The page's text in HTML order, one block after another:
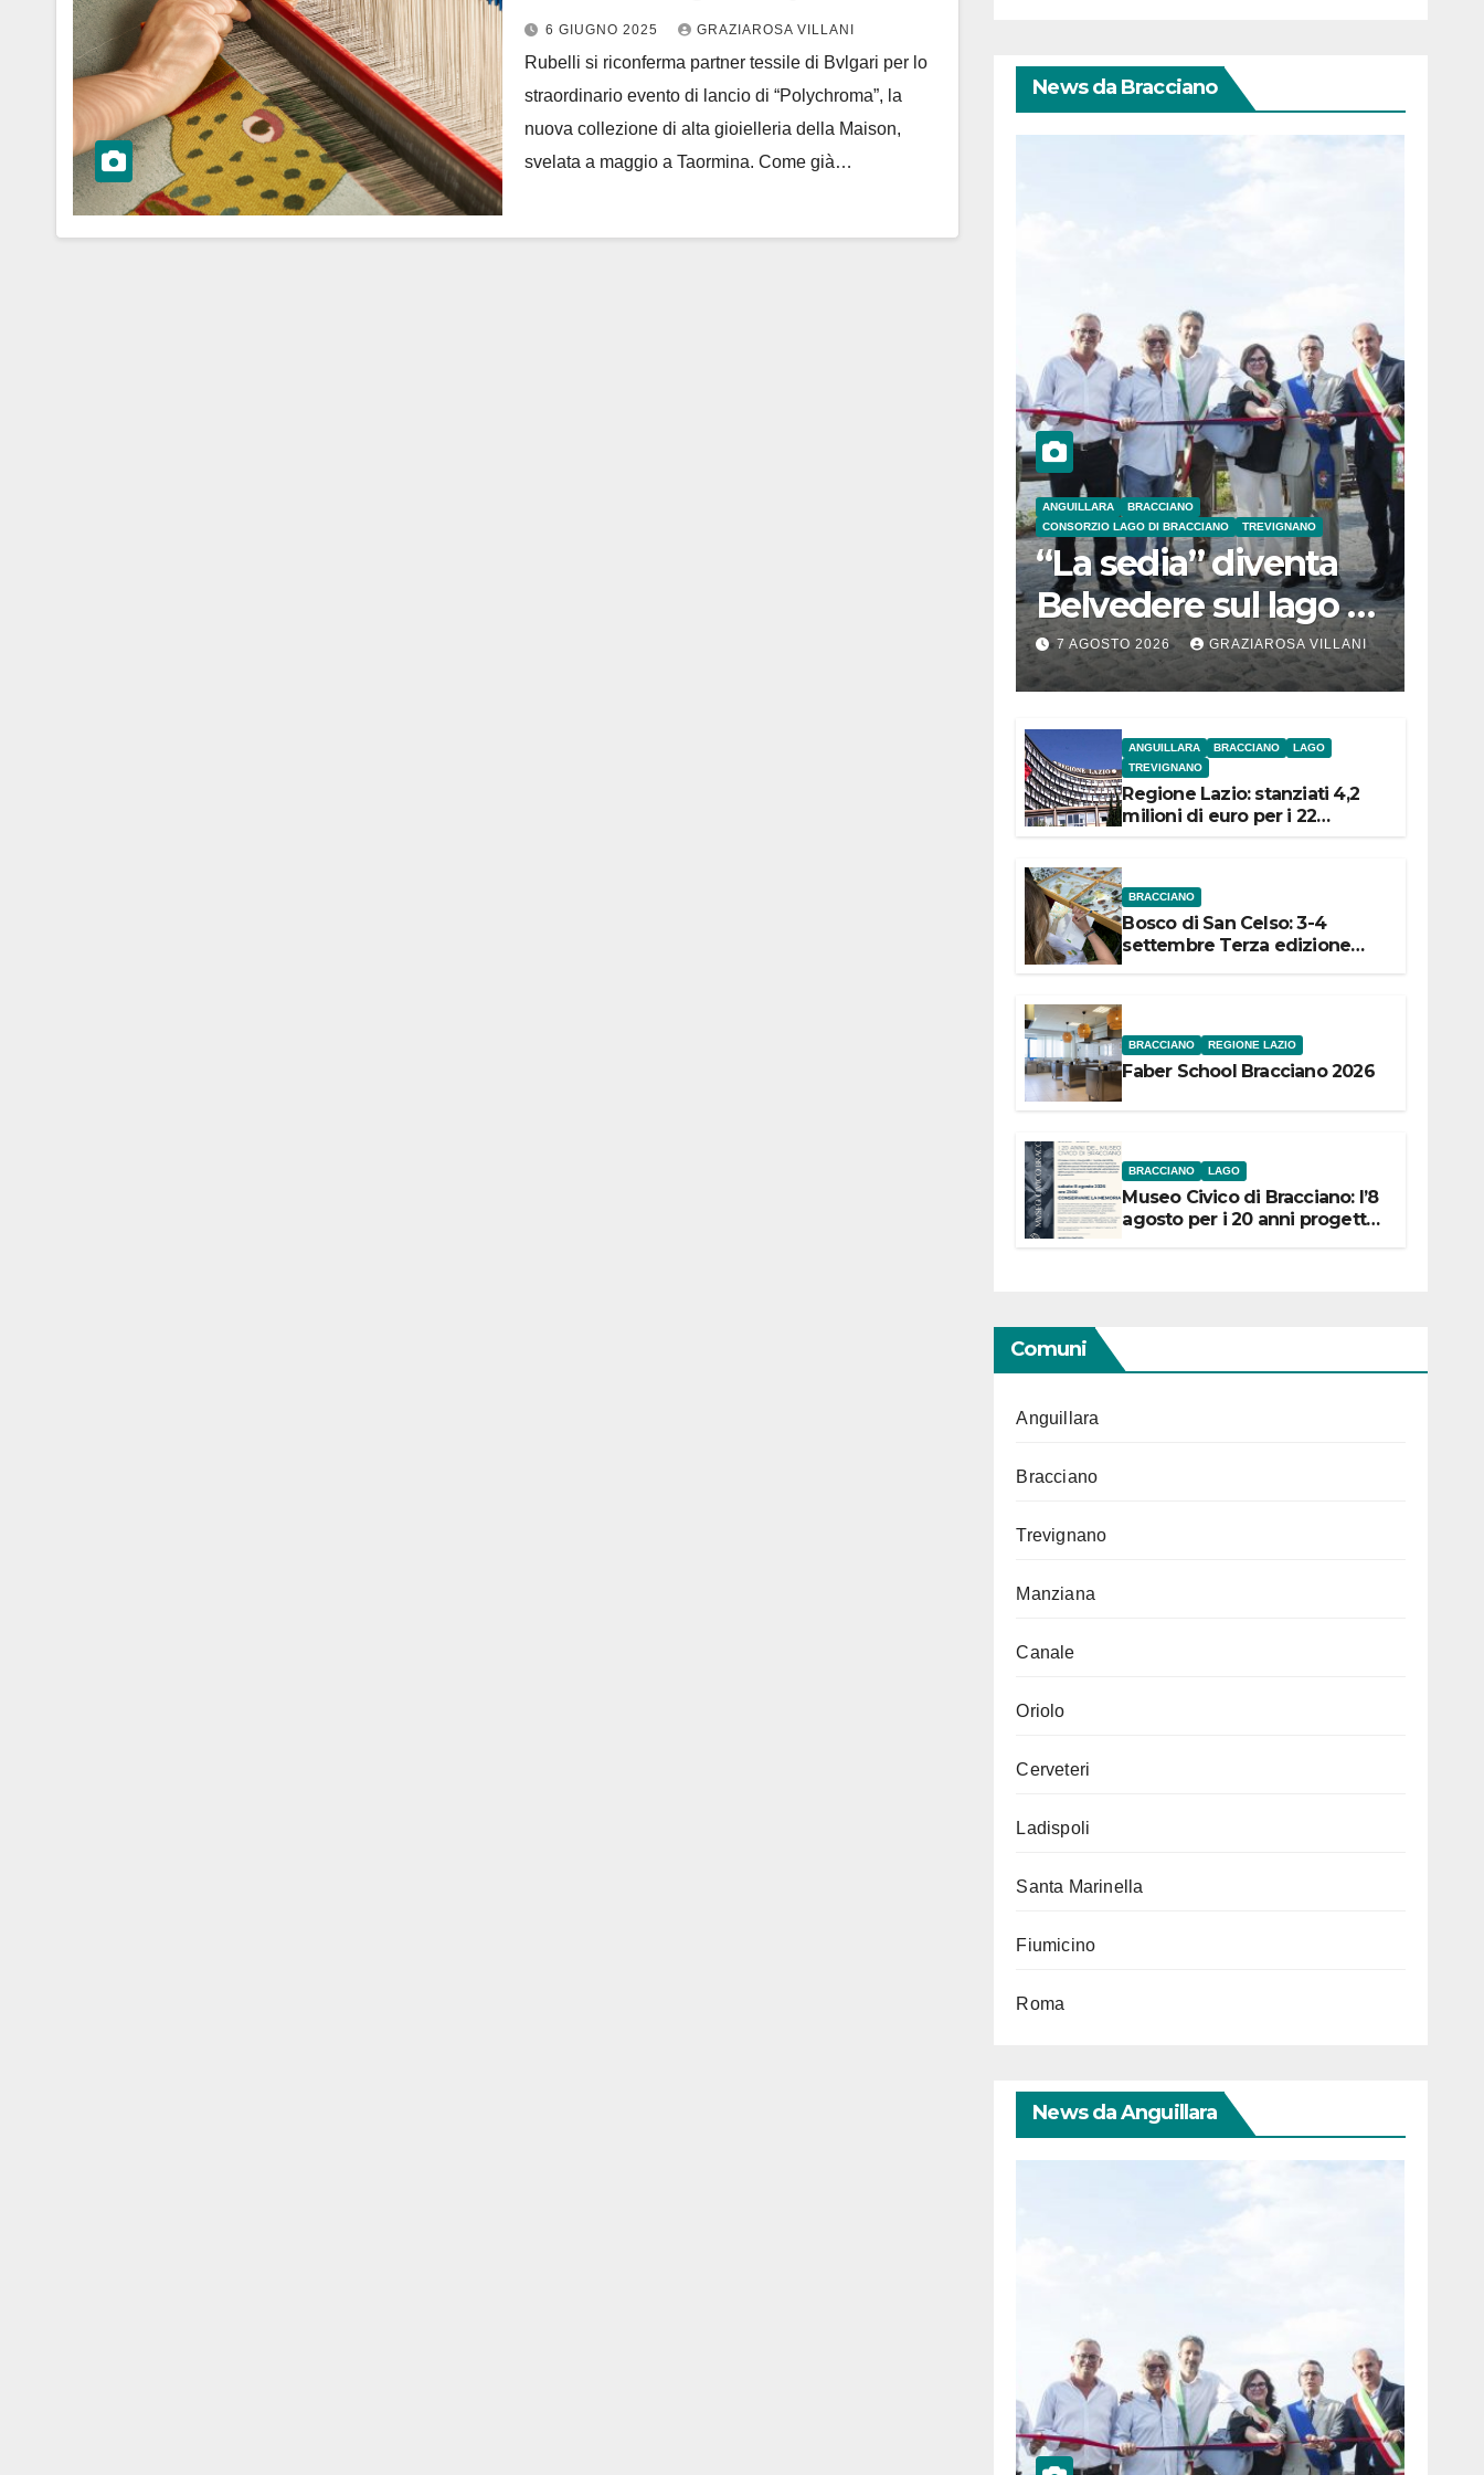
6 GIUGNO 2025 GRAZIAROSA VILLANI
Rubelli si riconferma partner tessile di Bvlgari per lo
straordinario evento di lancio di “Polychroma”, la
nuova collezione di alta gioielleria della Maison,
svelata a maggio a Taormina. Come già…
News da Bracciano
ANGUILLARA
BRACCIANO
CONSORZIO LAGO DI BRACCIANO
TREVIGNANO
“La sedia” diventa
Belvedere sul lago di
Bracciano: ieri
l’inaugurazione
7 AGOSTO 2026 GRAZIAROSA VILLANI
ANGUILLARA BRACCIANO
LAGO
TREVIGNANO
Regione Lazio: stanziati 4,2
milioni di euro per i 22
BRACCIANO
Bosco di San Celso: 3-4
settembre Terza edizione
BRACCIANO REGIONE LAZIO
Faber School Bracciano 2026
BRACCIANO LAGO
Museo Civico di Bracciano: l’8
agosto per i 20 anni progetto
Comuni
Anguillara
Bracciano
Trevignano
Manziana
Canale
Oriolo
Cerveteri
Ladispoli
Santa Marinella
Fiumicino
Roma
News da Anguillara